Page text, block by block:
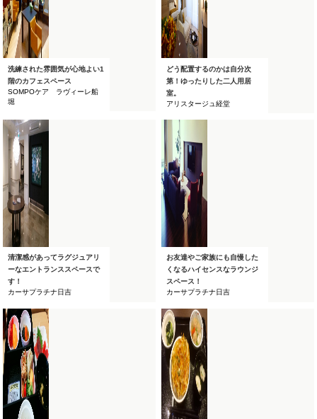
洗練された雰囲気が心地よい1
階のカフェスペース
SOMPOケア ラヴィーレ船
堀
どう配置するのかは自分次
第！ゆったりした二人用居
室。
アリスタージュ経堂
清潔感があってラグジュアリ
ーなエントランススペースで
す！
カーサプラチナ日吉
お友達やご家族にも自慢した
くなるハイセンスなラウンジ
スペース！
カーサプラチナ日吉